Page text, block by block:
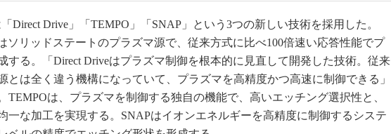
Direct Drive」「TEMPO」「SNAP」という3つの新しい技術を採用した。
ソリッドステートのプラズマ源で、従来方式に比べ100倍速い応答性能でプ
する。「Direct Driveはプラズマ制御を根本的に見直して開発した技術。従来
とは全く違う機構になっていて、プラズマを高精度かつ高速に制御できる」
TEMPOは、プラズマを制御する独自の機能で、高いエッチング選択性と、
一な加工を実現する。SNAPはイオンエネルギーを高精度に制御するシステ